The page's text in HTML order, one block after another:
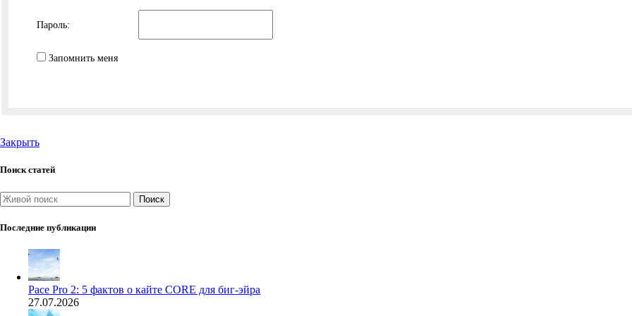
Пароль:
Запомнить меня
Закрыть
Поиск статей
Поиск
Последние публикации
Pace Pro 2: 5 фактов о кайте CORE для биг-эйра
27.07.2026